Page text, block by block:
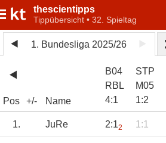
thescientipps
Tippübersicht • 32. Spieltag
1. Bundesliga 2025/26
Pos +/- Name
B04
RBL
4:1
STP
M05
1:2
1. JuRe 2:12 1:1